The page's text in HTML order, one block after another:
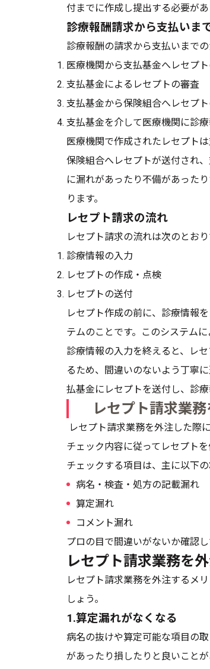
付までに作成し提出する必要があ
診療報酬請求から支払いま
診療報酬の請求から支払いまでの
医療機関から支払基金へレセプ
支払基金によるレセプトの審査
支払基金から保険組合へレセプ
支払基金を介して医療機関に診
医療機関で作成されたレセプト
保険組合へレセプトが送付され
に漏れがあったり不備があった
ります。
レセプト請求の流れ
レセプト請求の流れは次のとおり
診療情報の入力
レセプトの作成・点検
レセプトの送付
レセプト作成の前に、診療情報
テムのことです。このシステム
診療情報の入力を終えると、レ
るため、間違いのないよう丁寧
払基金にレセプトを送付し、診療
レセプト請求業
レセプト請求業務を外注した際
チェック内容に従ってレセプト
チェックする項目は、主に以下の
病名・検査・処方の記載漏れ
算定漏れ
コメント漏れ
プロの目で間違いがないか確認
レセプト請求業務を
レセプト請求業務を外注するメ
しょう。
1.算定漏れがなくなる
病名の抜けや算定可能な項目の
があったり損したりと良いこと